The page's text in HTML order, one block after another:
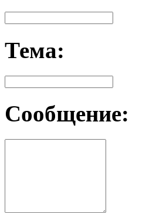
Тема:
Сообщение: